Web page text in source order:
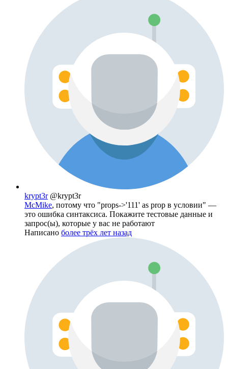
krypt3r @krypt3r
McMike, потому что "props->'111' as prop в условии" —
это ошибка синтаксиса. Покажите тестовые данные и
запрос(ы), которые у вас не работают
Написано более трёх лет назад